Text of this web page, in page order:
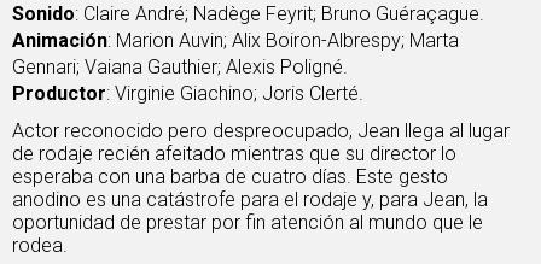
Sonido: Claire André; Nadège Feyrit; Bruno Guéraçague.
Animación: Marion Auvin; Alix Boiron-Albrespy; Marta
Gennari; Vaiana Gauthier; Alexis Poligné.
Productor: Virginie Giachino; Joris Clerté.
Actor reconocido pero despreocupado, Jean llega al lugar
de rodaje recién afeitado mientras que su director lo
esperaba con una barba de cuatro días. Este gesto
anodino es una catástrofe para el rodaje y, para Jean, la
oportunidad de prestar por fin atención al mundo que le
rodea.